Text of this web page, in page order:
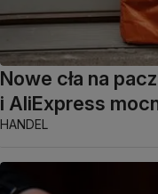
Nowe cła na
i AliExpress
HANDEL